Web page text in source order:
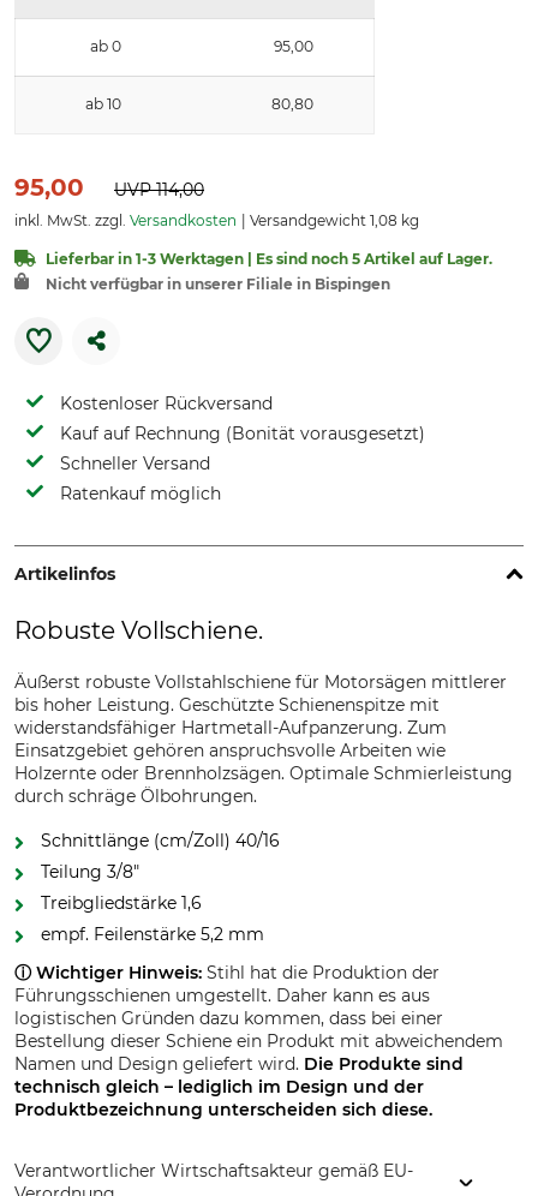
ab 0 95,00
ab 10 80,80
95,00 UVP114,00
inkl. MwSt. zzgl. Versandkosten Versandgewicht 1,08 kg
Lieferbar in 1-3 Werktagen | Es sind noch 5 Artikel auf Lager.
Nicht verfügbar in unserer Filiale in Bispingen
Kostenloser Rückversand
Kauf auf Rechnung (Bonität vorausgesetzt)
Schneller Versand
Ratenkauf möglich
Artikelinfos
Robuste Vollschiene.
Äußerst robuste Vollstahlschiene für Motorsägen mittlerer
bis hoher Leistung. Geschützte Schienenspitze mit
widerstandsfähiger Hartmetall-Aufpanzerung. Zum
Einsatzgebiet gehören anspruchsvolle Arbeiten wie
Holzernte oder Brennholzsägen. Optimale Schmierleistung
durch schräge Ölbohrungen.
Schnittlänge (cm/Zoll) 40/16
Teilung 3/8"
Treibgliedstärke 1,6
empf. Feilenstärke 5,2 mm
ⓘ Wichtiger Hinweis: Stihl hat die Produktion der
Führungsschienen umgestellt. Daher kann es aus
logistischen Gründen dazu kommen, dass bei einer
Bestellung dieser Schiene ein Produkt mit abweichendem
Namen und Design geliefert wird. Die Produkte sind
technisch gleich – lediglich im Design und der
Produktbezeichnung unterscheiden sich diese.
Verantwortlicher Wirtschaftsakteur gemäß EU-